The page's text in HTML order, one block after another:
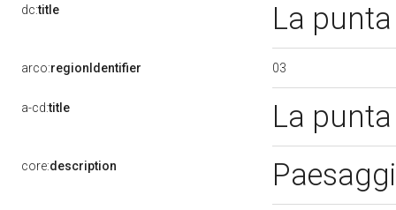
dc:title La
arco:regionIdentifier 03
a-cd:title La
core:description